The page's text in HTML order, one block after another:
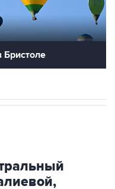
Бристоле